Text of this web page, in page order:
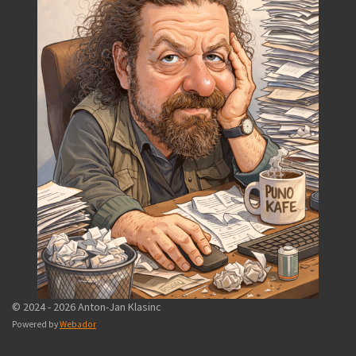
© 2024 - 2026 Anton-Jan Klasinc
Powered byWebador